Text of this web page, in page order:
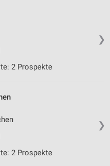
❯
2 Prospekte
❯
2 Prospekte